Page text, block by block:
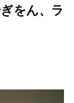
をん、ラ